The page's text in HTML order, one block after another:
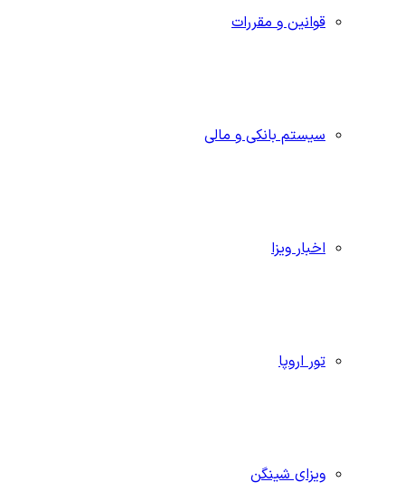
قوانین و مقررات
سیستم بانکی و مالی
اخبار ویزا
تور اروپا
ویزای شینگن